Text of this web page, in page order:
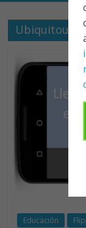
Ubiquitous
Educación